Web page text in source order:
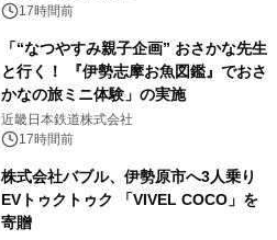
17時間前
「“なつやすみ親子企画” おさかな先生
と行く！ 『伊勢志摩お魚図鑑』でおさ
かなの旅ミニ体験」の実施
近畿日本鉄道株式会社
17時間前
株式会社バブル、伊勢原市へ3人乗り
EVトゥクトゥク 「VIVEL COCO」を
寄贈